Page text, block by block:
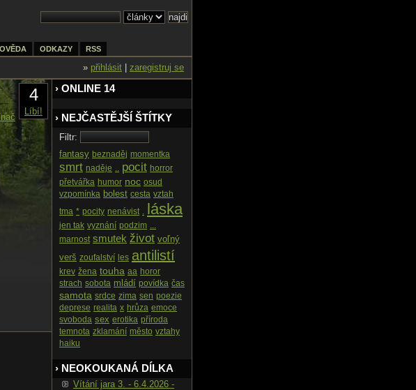
ODKAZY RSS
» přihlásit zaregistruj se
4
Líbí!
› ONLINE 14
› NEJČASTĚJŠÍ ŠTÍTKY
Filtr:
fantasy beznaděj momentka
smrt naděje .. pocit horror
přetvářka humor noc osud
vzpomínka bolest cesta vztah
tma * pocity nenávist . láska
jen tak vyznání podzim ...
marnost smutek život voľný
verš zoufalství les antilistí
krev žena touha aa horor
strach sobota mládí povídka čas
samota srdce zima sen poezie
deprese realita x hrůza emoce
svoboda sex erotika příroda
temnota zklamání město vztahy
haiku
› NEOKOUKANÁ DÍLKA
Vítání jara 3. - 6.4.2026 -